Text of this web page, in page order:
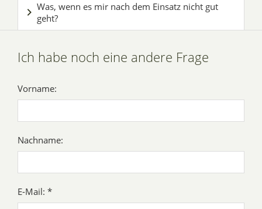
Was, wenn es mir nach dem Einsatz nicht gut
geht?
Ich habe noch eine andere Frage
Vorname:
Nachname:
E-Mail: *